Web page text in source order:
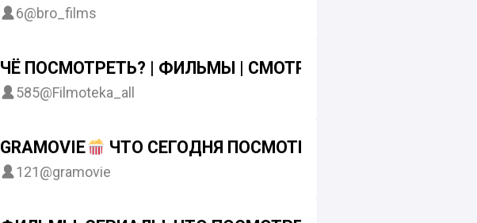
6@bro_films
ЧЁ ПОСМОТРЕТЬ? | ФИЛЬМЫ | СМОТРЕТЬ ОНЛАЙН
585@Filmoteka_all
GRAMOVIE ЧТО СЕГОДНЯ ПОСМОТРЕТЬ?
121@gramovie